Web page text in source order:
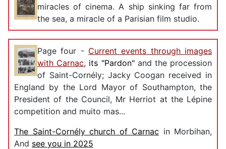
miracles of cinema. A ship sinking far from
the sea, a miracle of a Parisian film studio.
Page four - Current events through images
with Carnac, its "Pardon"and the procession
of Saint-Cornély; Jacky Coogan received in
England by the Lord Mayor of Southampton, the
President of the Council, Mr Herriot at the Lépine
competition and muito mas...
The Saint-Cornély church of Carnac in Morbihan,
And see you in 2025